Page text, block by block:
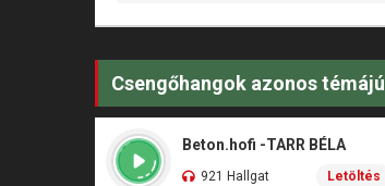
Csengőhangok azonos témájú
Beton.hofi -TARR BÉLA
921 Hallgat Letöltés